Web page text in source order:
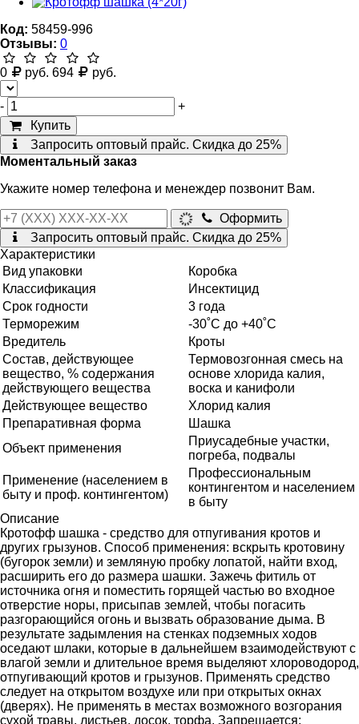
Код: 58459-996
Отзывы: 0
0 руб. 694 руб.
-
+
Купить
Запросить оптовый прайс. Скидка до 25%
Моментальный заказ
Укажите номер телефона и менеждер позвонит Вам.
Оформить
Запросить оптовый прайс. Скидка до 25%
Характеристики
Вид упаковки
Коробка
Классификация
Инсектицид
Срок годности
3 года
Терморежим
-30˚С до +40˚С
Вредитель
Кроты
Состав, действующее
вещество, % содержания
действующего вещества
Термовозгонная смесь на
основе хлорида калия,
воска и канифоли
Действующее вещество
Хлорид калия
Препаративная форма
Шашка
Объект применения
Приусадебные участки,
погреба, подвалы
Применение (населением в
быту и проф. контингентом)
Профессиональным
контингентом и населением
в быту
Описание
Кротофф шашка - средство для отпугивания кротов и
других грызунов. Способ применения: вскрыть кротовину
(бугорок земли) и земляную пробку лопатой, найти вход,
расширить его до размера шашки. Зажечь фитиль от
источника огня и поместить горящей частью во входное
отверстие норы, присыпав землей, чтобы погасить
разгорающийся огонь и вызвать образование дыма. В
результате задымления на стенках подземных ходов
оседают шлаки, которые в дальнейшем взаимодействуют с
влагой земли и длительное время выделяют хлороводород,
отпугивающий кротов и грызунов. Применять средство
следует на открытом воздухе или при открытых окнах
(дверях). Не применять в местах возможного возгорания
сухой травы, листьев, досок, торфа. Запрещается: